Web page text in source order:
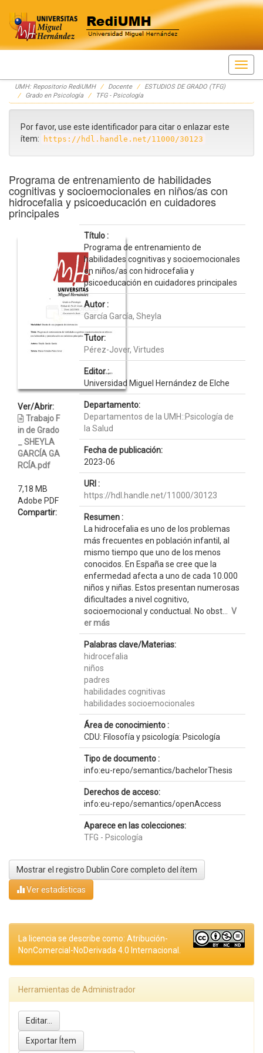
Skip
navigation
UMH: Repositorio RediUMH Docente
ESTUDIOS DE GRADO (TFG)
Grado en Psicología
TFG - Psicología
Por favor, use este identificador para citar o enlazar este
ítem:
https://hdl.handle.net/11000/30123
Programa de entrenamiento de habilidades
cognitivas y socioemocionales en niños/as con
hidrocefalia y psicoeducación en cuidadores
principales
Ver/Abrir:
Trabajo F
in de Grado
_ SHEYLA
GARCÍA GA
RCÍA.pdf
7,18 MB
Adobe PDF
Compartir:
Título :
Programa de entrenamiento de
habilidades cognitivas y socioemocionales
en niños/as con hidrocefalia y
psicoeducación en cuidadores principales
Autor :
García García, Sheyla
Tutor:
Pérez-Jover, Virtudes
Editor :
Universidad Miguel Hernández de Elche
Departamento:
Departamentos de la UMH::Psicología de
la Salud
Fecha de publicación:
2023-06
URI :
https://hdl.handle.net/11000/30123
Resumen :
La hidrocefalia es uno de los problemas
más frecuentes en población infantil, al
mismo tiempo que uno de los menos
conocidos. En España se cree que la
enfermedad afecta a uno de cada 10.000
niños y niñas. Estos presentan numerosas
dificultades a nivel cognitivo,
socioemocional y conductual. No obst... V
er más
Palabras clave/Materias:
hidrocefalia
niños
padres
habilidades cognitivas
habilidades socioemocionales
Área de conocimiento :
CDU: Filosofía y psicología: Psicología
Tipo de documento :
info:eu-repo/semantics/bachelorThesis
Derechos de acceso:
info:eu-repo/semantics/openAccess
Aparece en las colecciones:
TFG - Psicología
Mostrar el registro Dublin Core completo del ítem
Ver estadísticas
La licencia se describe como: Atribución-
NonComercial-NoDerivada 4.0 Internacional.
Herramientas de Administrador